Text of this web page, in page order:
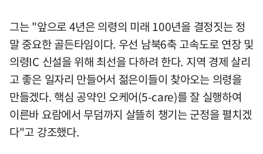
그는 "앞으로 4년은 의령의 미래 100년을 결정짓는 정
말 중요한 골든타임이다. 우선 남북6축 고속도로 연장 및
의령IC 신설을 위해 최선을 다하려 한다. 지역 경제 살리
고 좋은 일자리 만들어서 젊은이들이 찾아오는 의령을
만들겠다. 핵심 공약인 오케어(5-care)를 잘 실행하여
이른바 요람에서 무덤까지 살뜰히 챙기는 군정을 펼치겠
다"고 강조했다.